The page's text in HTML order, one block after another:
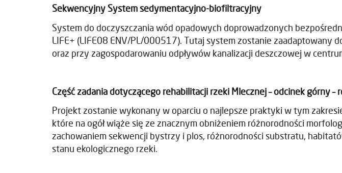
Sekwencyjny System sedymentacyjno-biofiltracyjny
System do doczyszczania wód opadowych doprowadzonych
LIFE+ (LIFE08 ENV/PL/000517). Tutaj system zostanie zaadaptowany
oraz przy zagospodarowaniu odpływów kanalizacji deszczowej w
Część zadania dotyczącego rehabilitacji rzeki Mlecznej – odcinek górny –
Projekt zostanie wykonany w oparciu o najlepsze praktyki w tym
które na ogół wiąże się ze znacznym obniżeniem różnorodności
zachowaniem sekwencji bystrzy i plos, różnorodności substratu,
stanu ekologicznego rzeki.